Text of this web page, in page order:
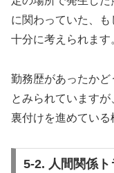
に関わっていた、
十分に考えられます
勤務歴があったか
とみられています
裏付けを進めている
5-2. 人間関係